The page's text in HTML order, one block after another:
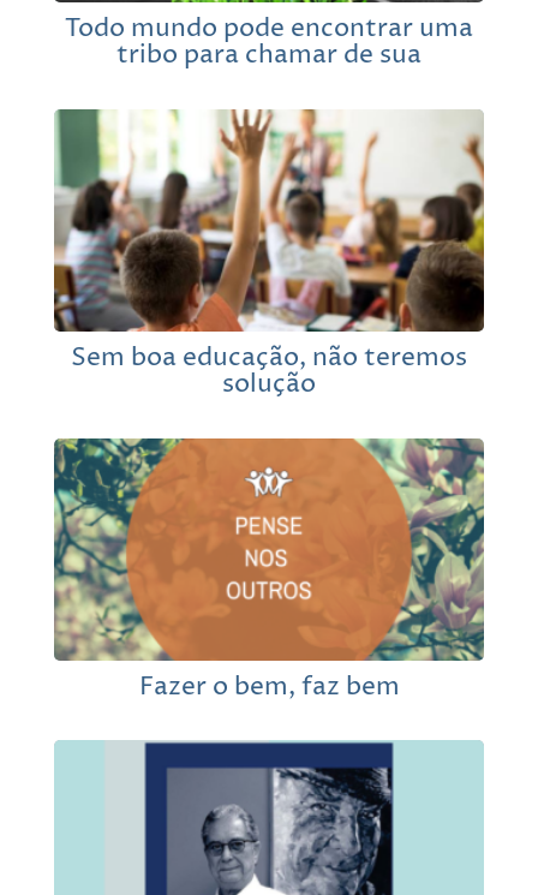
Todo mundo pode encontrar uma
tribo para chamar de sua
Sem boa educação, não teremos
solução
Fazer o bem, faz bem